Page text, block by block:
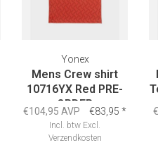
Yonex
Mens Crew shirt
10716YX Red PRE-
ORDER
€104,95 AVP €83,95 *
Incl. btw Excl.
Verzendkosten